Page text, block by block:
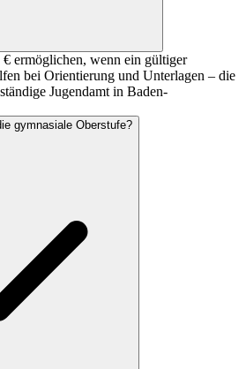
ermöglichen, wenn ein gültiger
bei Orientierung und Unterlagen – die
Jugendamt in Baden-
gymnasiale Oberstufe?